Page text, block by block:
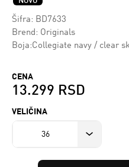
Šifra: BD7633
Brend: Originals
Boja:Collegiate navy / clear
CENA
13.299 RSD
VELIČINA
36